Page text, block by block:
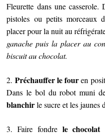
Fleurette dans une casserole.
pistoles ou petits morceaux
placer pour la nuit au
ganache puis la placer au
biscuit au chocolat.
2. Préchauffer le fouren
Dans le bol du robot muni
blanchirle sucre et les jaunes
3. Faire fondre le chocolat